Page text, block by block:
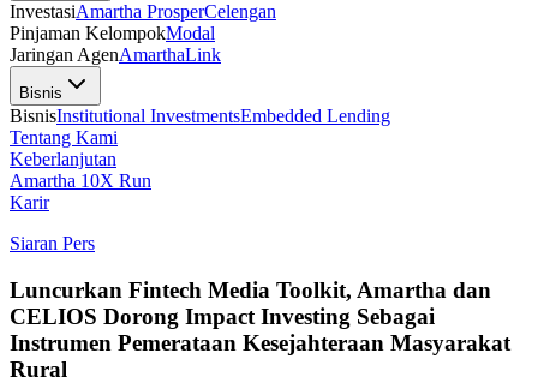
InvestasiAmartha ProsperCelengan
Pinjaman KelompokModal
Jaringan AgenAmarthaLink
Bisnis
BisnisInstitutional InvestmentsEmbedded Lending
Tentang Kami
Keberlanjutan
Amartha 10X Run
Karir
Siaran Pers
Luncurkan Fintech Media Toolkit, Amartha dan
CELIOS Dorong Impact Investing Sebagai
Instrumen Pemerataan Kesejahteraan Masyarakat
Rural